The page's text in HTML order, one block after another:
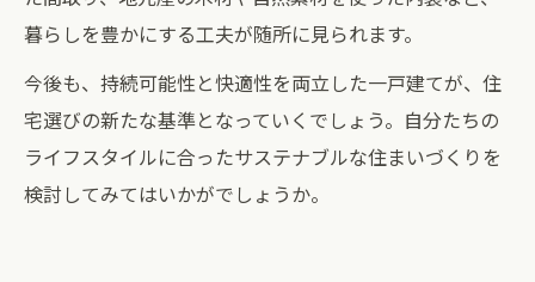
暮らしを豊かにする工夫が随所に見られます。
今後も、持続可能性と快適性を両立した一戸建てが、住
宅選びの新たな基準となっていくでしょう。自分たちの
ライフスタイルに合ったサステナブルな住まいづくりを
検討してみてはいかがでしょうか。